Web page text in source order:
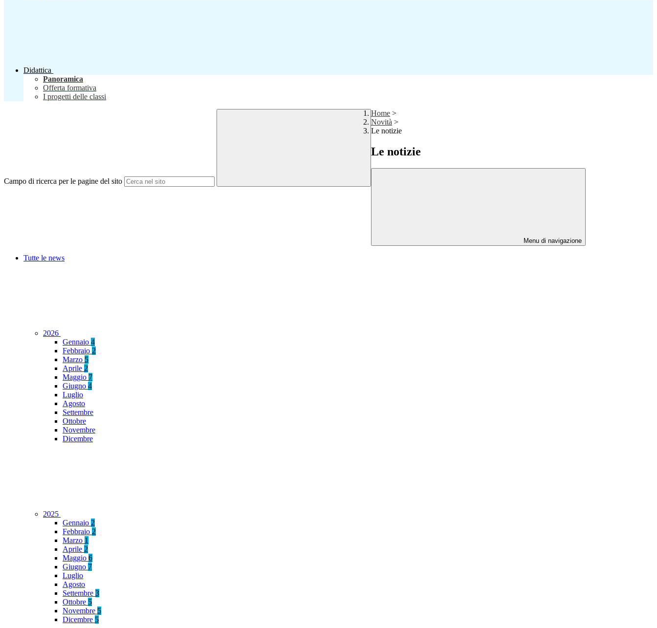
Didattica
Panoramica
Offerta formativa
I progetti delle classi
Campo di ricerca per le pagine del sito
Home >
Novità >
Le notizie
Le notizie
Menu di navigazione
Tutte le news
2026
Gennaio 4
Febbraio 2
Marzo 5
Aprile 2
Maggio 7
Giugno 4
Luglio
Agosto
Settembre
Ottobre
Novembre
Dicembre
2025
Gennaio 2
Febbraio 2
Marzo 1
Aprile 2
Maggio 6
Giugno 7
Luglio
Agosto
Settembre 3
Ottobre 5
Novembre 5
Dicembre 5